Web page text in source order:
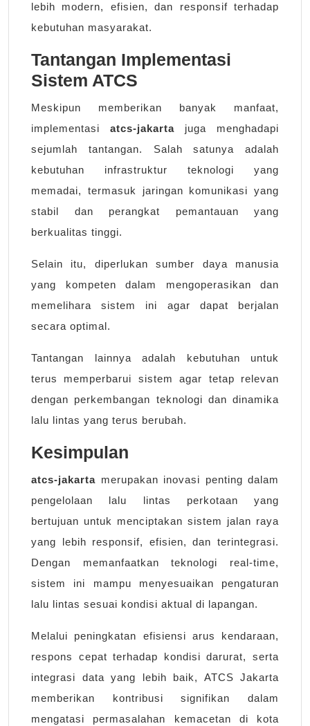
lebih modern, efisien, dan responsif terhadap
kebutuhan masyarakat.
Tantangan Implementasi
Sistem ATCS
Meskipun memberikan banyak manfaat,
implementasi atcs-jakarta juga menghadapi
sejumlah tantangan. Salah satunya adalah
kebutuhan infrastruktur teknologi yang
memadai, termasuk jaringan komunikasi yang
stabil dan perangkat pemantauan yang
berkualitas tinggi.
Selain itu, diperlukan sumber daya manusia
yang kompeten dalam mengoperasikan dan
memelihara sistem ini agar dapat berjalan
secara optimal.
Tantangan lainnya adalah kebutuhan untuk
terus memperbarui sistem agar tetap relevan
dengan perkembangan teknologi dan dinamika
lalu lintas yang terus berubah.
Kesimpulan
atcs-jakarta merupakan inovasi penting dalam
pengelolaan lalu lintas perkotaan yang
bertujuan untuk menciptakan sistem jalan raya
yang lebih responsif, efisien, dan terintegrasi.
Dengan memanfaatkan teknologi real-time,
sistem ini mampu menyesuaikan pengaturan
lalu lintas sesuai kondisi aktual di lapangan.
Melalui peningkatan efisiensi arus kendaraan,
respons cepat terhadap kondisi darurat, serta
integrasi data yang lebih baik, ATCS Jakarta
memberikan kontribusi signifikan dalam
mengatasi permasalahan kemacetan di kota